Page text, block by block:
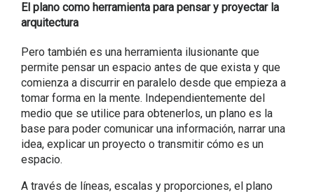
El plano como herramienta para pensar y proyectar la
arquitectura
Pero también es una herramienta ilusionante que
permite pensar un espacio antes de que exista y que
comienza a discurrir en paralelo desde que empieza a
tomar forma en la mente. Independientemente del
medio que se utilice para obtenerlos, un plano es la
base para poder comunicar una información, narrar una
idea, explicar un proyecto o transmitir cómo es un
espacio.
A través de líneas, escalas y proporciones, el plano